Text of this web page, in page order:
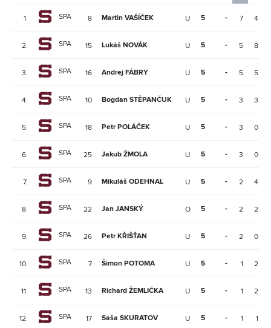
1. SPA 8 Martin VAŠÍČEK U 5 - 7 4
2. SPA 15 Lukáš NOVÁK U 5 - 5 8
3. SPA 16 Andrej FÁBRY U 5 - 5 5
4. SPA 10 Bogdan STĚPANČUK U 5 - 3 3
5. SPA 18 Petr POLÁČEK U 5 - 3 0
6. SPA 25 Jakub ŽMOLA U 5 - 3 0
7. SPA 9 Mikuláš ODEHNAL U 5 - 2 4
8. SPA 22 Jan JANSKÝ O 5 - 2 2
9. SPA 26 Petr KŘIŠŤAN U 5 - 2 0
10. SPA 7 Šimon POTOMA U 5 - 1 2
11. SPA 13 Richard ŽEMLIČKA U 5 - 1 2
12. SPA 17 Saša SKURATOV U 5 - 1 1